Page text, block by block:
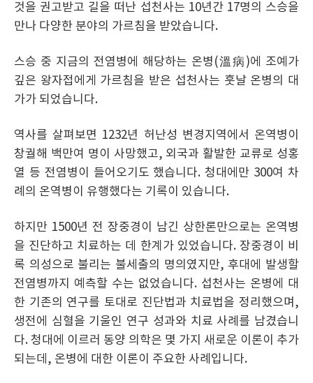
것을 권고받고 길을 떠난 섭천사는 10년간 17명의 스승을
만나 다양한 분야의 가르침을 받았습니다.
스승 중 지금의 전염병에 해당하는 온병(溫病)에 조예가
깊은 왕자접에게 가르침을 받은 섭천사는 훗날 온병의 대
가가 되었습니다.
역사를 살펴보면 1232년 허난성 변경지역에서 온역병이
창궐해 백만여 명이 사망했고, 외국과 활발한 교류로 성홍
열 등 전염병이 들어오기도 했습니다. 청대에만 300여 차
례의 온역병이 유행했다는 기록이 있습니다.
하지만 1500년 전 장중경이 남긴 상한론만으로는 온역병
을 진단하고 치료하는 데 한계가 있었습니다. 장중경이 비
록 의성으로 불리는 불세출의 명의였지만, 후대에 발생할
전염병까지 예측할 수는 없었습니다. 섭천사는 온병에 대
한 기존의 연구를 토대로 진단법과 치료법을 정리했으며,
생전에 심혈을 기울인 연구 성과와 치료 사례를 남겼습니
다. 청대에 이르러 동양 의학은 몇 가지 새로운 이론이 추가
되는데, 온병에 대한 이론이 주요한 사례입니다.